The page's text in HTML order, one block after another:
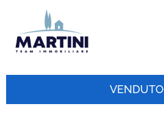
contenuto
VENDUTO